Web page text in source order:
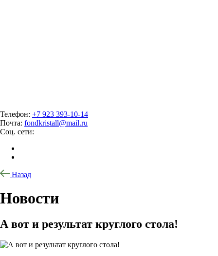
Телефон: +7 923 393-10-14
Почта: fondkristall@mail.ru
Соц. сети:
Назад
Новости
А вот и результат круглого стола!